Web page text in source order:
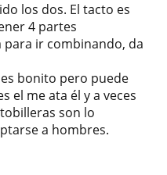
los dos. El tacto es
4 partes
para ir combinando, da
bonito pero puede
el me ata él y a veces
son lo
a hombres.